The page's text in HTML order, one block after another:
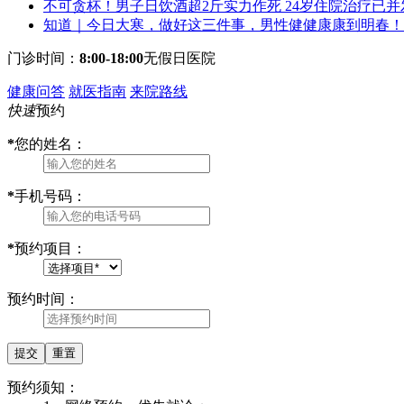
不可贪杯！男子日饮酒超2斤实力作死 24岁住院治疗已并
知道｜今日大寒，做好这三件事，男性健健康康到明春！
门诊时间： 8:00-18:00无假日医院
健康问答 就医指南 来院路线
快速预约
*您的姓名：
*手机号码：
*预约项目：
预约时间：
预约须知：